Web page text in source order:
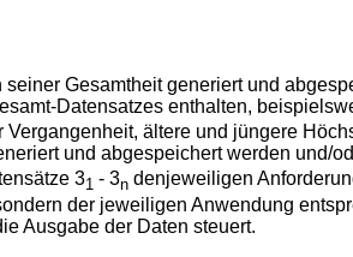
Gesamtheit generiert und
Datensatzes enthalten,
ältere und jüngere
und abgespeichert werden und/
31 - 3n denjeweiligen
der jeweiligen Anwendung
Ausgabe der Daten steuert.